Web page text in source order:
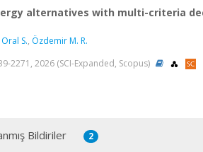
alternatives with multi-criteria
Oral S., Özdemir M. R.
2271, 2026 (SCI-Expanded, Scopus)
Bildiriler 2